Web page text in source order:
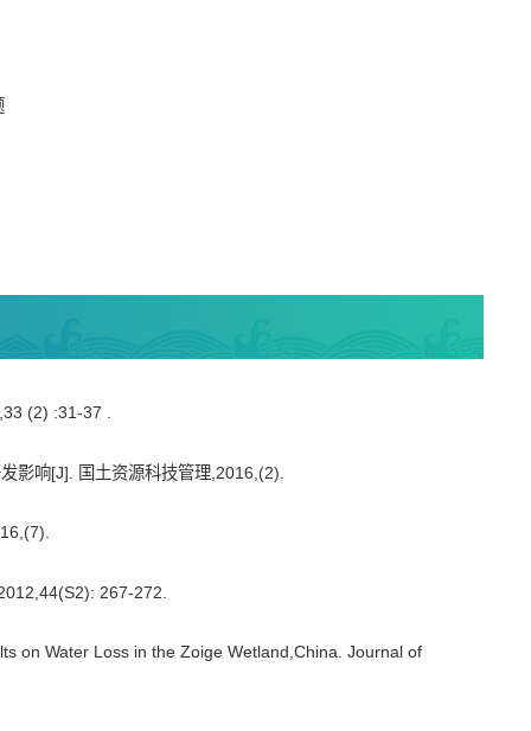
(2) :31-37 .
影响[J]. 国土资源科技管理,2016,(2).
267-272.
on Water Loss in the Zoige Wetland,China. Journal of